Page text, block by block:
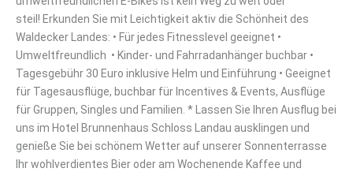
steil! Erkunden Sie mit Leichtigkeit aktiv die Schönheit des
Waldecker Landes: • Für jedes Fitnesslevel geeignet •
Umweltfreundlich • Kinder- und Fahrradanhänger buchbar •
Tagesgebühr 30 Euro inklusive Helm und Einführung • Geeignet
für Tagesausflüge, buchbar für Incentives & Events, Ausflüge
für Gruppen, Singles und Familien. * Lassen Sie Ihren Ausflug bei
uns im Hotel Brunnenhaus Schloss Landau ausklingen und
genieße Sie bei schönem Wetter auf unserer Sonnenterrasse
Ihr wohlverdientes Bier oder am Wochenende Kaffee und